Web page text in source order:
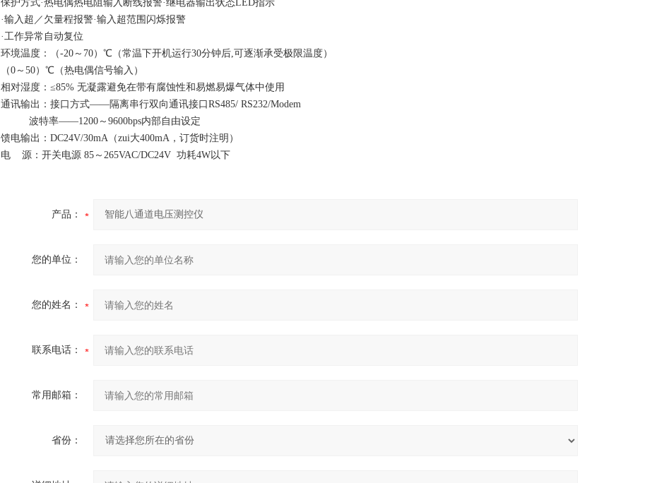
保护方式·热电偶热电阻输入断线报警·继电器输出状态LED指示
·输入超／欠量程报警·输入超范围闪烁报警
·工作异常自动复位
环境温度：（-20 ～ 70） ℃（常温下开机运行30分钟后,可逐渐承受极限温度）
（0 ～50） ℃（热电偶信号输入）
相对湿度：≤85% 无凝露避免在带有腐蚀性和易燃易爆气体中使用
通讯输出：接口方式——隔离串行双向通讯接口 RS485/ RS232/Modem
波特率——1200 ～9600bps内部自由设定
馈电输出： DC24V/30mA （zui大400mA ，订货时注明）
电
源：开关电源 85 ～ 265VAC/DC24V 功耗4W以下
产品：
您的单位：
您的姓名：
联系电话：
常用邮箱：
省份：